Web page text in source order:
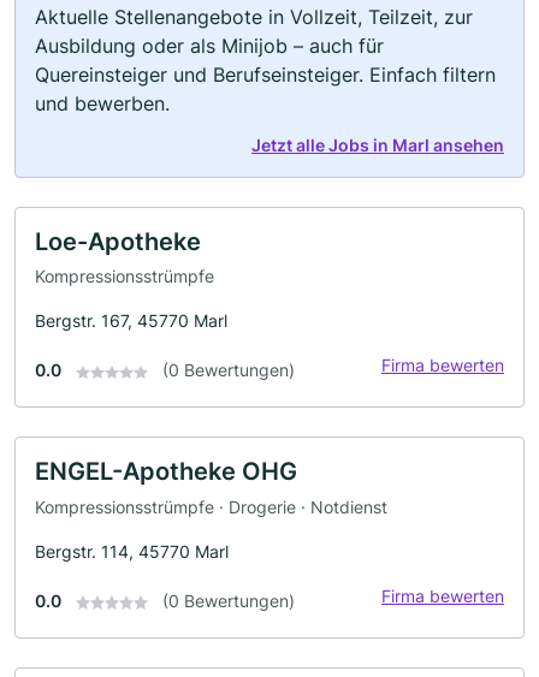
Aktuelle Stellenangebote in Vollzeit, Teilzeit, zur
Ausbildung oder als Minijob – auch für
Quereinsteiger und Berufseinsteiger. Einfach filtern
und bewerben.
Jetzt alle Jobs in Marl ansehen
Loe-Apotheke
Kompressionsstrümpfe
Bergstr. 167, 45770 Marl
0.0 (0 Bewertungen) Firma bewerten
ENGEL-Apotheke OHG
Kompressionsstrümpfe · Drogerie · Notdienst
Bergstr. 114, 45770 Marl
0.0 (0 Bewertungen) Firma bewerten